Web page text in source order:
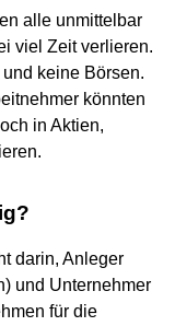
alle unmittelbar
viel Zeit verlieren.
keine Börsen.
könnten
in Aktien,
darin, Anleger
und Unternehmer
für die